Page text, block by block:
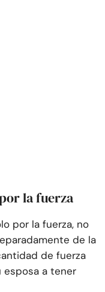
la fuerza
por la fuerza, no
de la
de fuerza
esposa a tener